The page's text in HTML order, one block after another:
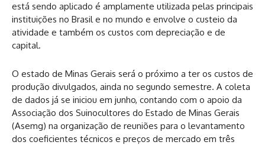
está sendo aplicado é amplamente utilizada pelas principais
instituições no Brasil e no mundo e envolve o custeio da
atividade e também os custos com depreciação e de
capital.
O estado de Minas Gerais será o próximo a ter os custos de
produção divulgados, ainda no segundo semestre. A coleta
de dados já se iniciou em junho, contando com o apoio da
Associação dos Suinocultores do Estado de Minas Gerais
(Asemg) na organização de reuniões para o levantamento
dos coeficientes técnicos e preços de mercado em três